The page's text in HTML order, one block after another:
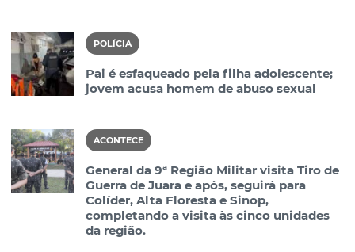
POLÍCIA
Pai é esfaqueado pela filha adolescente;
jovem acusa homem de abuso sexual
ACONTECE
General da 9ª Região Militar visita Tiro de
Guerra de Juara e após, seguirá para
Colíder, Alta Floresta e Sinop,
completando a visita às cinco unidades
da região.